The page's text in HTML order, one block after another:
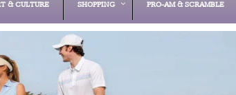
& CULTURE SHOPPING PRO-AM & SCRAMBLE